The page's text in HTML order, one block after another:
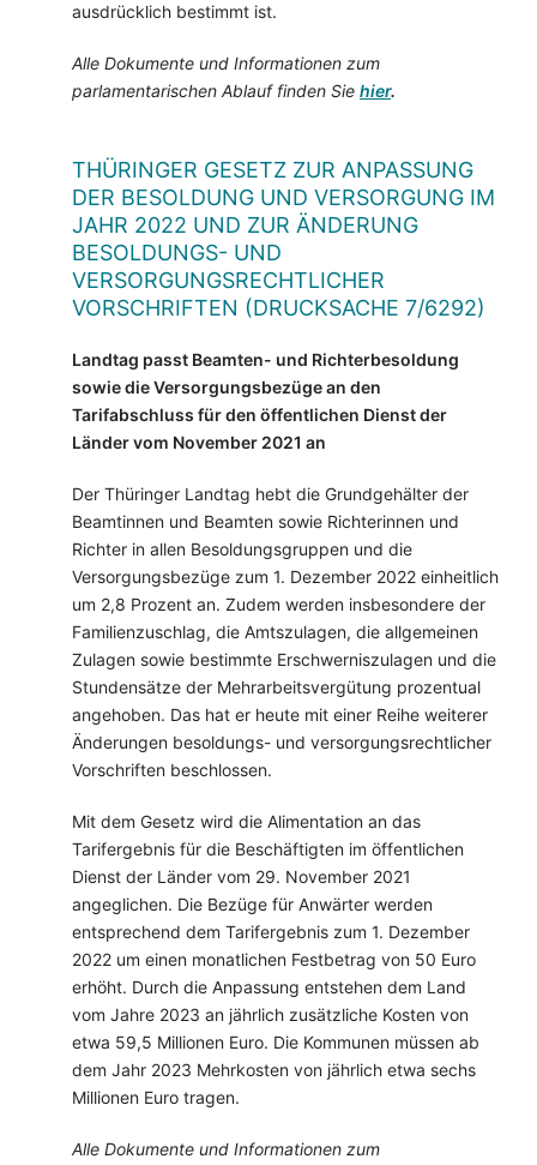
ausdrücklich bestimmt ist.
Alle Dokumente und Informationen zum
parlamentarischen Ablauf finden Sie hier.
THÜRINGER GESETZ ZUR ANPASSUNG
DER BESOLDUNG UND VERSORGUNG IM
JAHR 2022 UND ZUR ÄNDERUNG
BESOLDUNGS- UND
VERSORGUNGSRECHTLICHER
VORSCHRIFTEN (DRUCKSACHE 7/6292)
Landtag passt Beamten- und Richterbesoldung
sowie die Versorgungsbezüge an den
Tarifabschluss für den öffentlichen Dienst der
Länder vom November 2021 an
Der Thüringer Landtag hebt die Grundgehälter der
Beamtinnen und Beamten sowie Richterinnen und
Richter in allen Besoldungsgruppen und die
Versorgungsbezüge zum 1. Dezember 2022 einheitlich
um 2,8 Prozent an. Zudem werden insbesondere der
Familienzuschlag, die Amtszulagen, die allgemeinen
Zulagen sowie bestimmte Erschwerniszulagen und die
Stundensätze der Mehrarbeitsvergütung prozentual
angehoben. Das hat er heute mit einer Reihe weiterer
Änderungen besoldungs- und versorgungsrechtlicher
Vorschriften beschlossen.
Mit dem Gesetz wird die Alimentation an das
Tarifergebnis für die Beschäftigten im öffentlichen
Dienst der Länder vom 29. November 2021
angeglichen. Die Bezüge für Anwärter werden
entsprechend dem Tarifergebnis zum 1. Dezember
2022 um einen monatlichen Festbetrag von 50 Euro
erhöht. Durch die Anpassung entstehen dem Land
vom Jahre 2023 an jährlich zusätzliche Kosten von
etwa 59,5 Millionen Euro. Die Kommunen müssen ab
dem Jahr 2023 Mehrkosten von jährlich etwa sechs
Millionen Euro tragen.
Alle Dokumente und Informationen zum